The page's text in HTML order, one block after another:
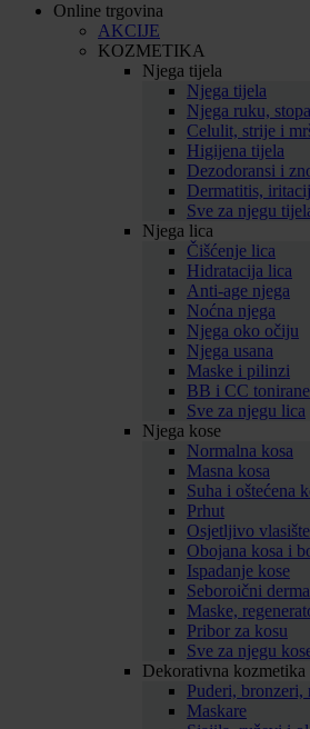
Online trgovina
AKCIJE
KOZMETIKA
Njega tijela
Njega tijela
Njega ruku,
Celulit, strije i
Higijena tijela
Dezodoransi i
Dermatitis,
Sve za njegu
Njega lica
Čišćenje lica
Hidratacija lica
Anti-age njega
Noćna njega
Njega oko očiju
Njega usana
Maske i pilinzi
BB i CC
Sve za njegu lica
Njega kose
Normalna kosa
Masna kosa
Suha i oštećena
Prhut
Osjetljivo vlasište
Obojana kosa i
Ispadanje kose
Seboroični
Maske,
Pribor za kosu
Sve za njegu
Dekorativna kozmetika
Puderi, bronzeri,
Maskare